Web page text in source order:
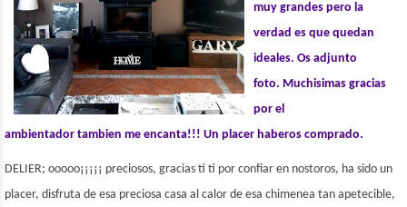
muy grandes pero la
verdad es que quedan
ideales. Os adjunto
foto. Muchisimas gracias
por el
ambientador tambien me encanta!!! Un placer haberos comprado.
DELIER; ooooo¡¡¡¡¡ preciosos, gracias ti ti por confiar en nostoros, ha sido un
placer, disfruta de esa preciosa casa al calor de esa chimenea tan apetecible,